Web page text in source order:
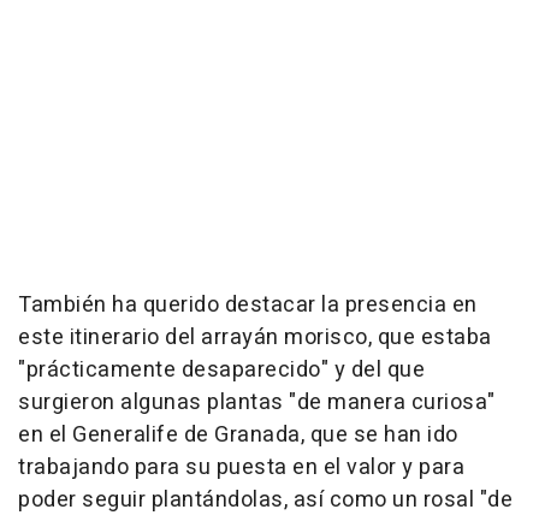
También ha querido destacar la presencia en
este itinerario del arrayán morisco, que estaba
"prácticamente desaparecido" y del que
surgieron algunas plantas "de manera curiosa"
en el Generalife de Granada, que se han ido
trabajando para su puesta en el valor y para
poder seguir plantándolas, así como un rosal "de